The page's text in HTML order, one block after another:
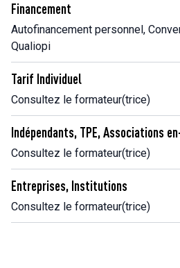
Financement
Autofinancement personnel,
Qualiopi
Tarif Individuel
Consultez le formateur(trice)
Indépendants, TPE, Associations
Consultez le formateur(trice)
Entreprises, Institutions
Consultez le formateur(trice)